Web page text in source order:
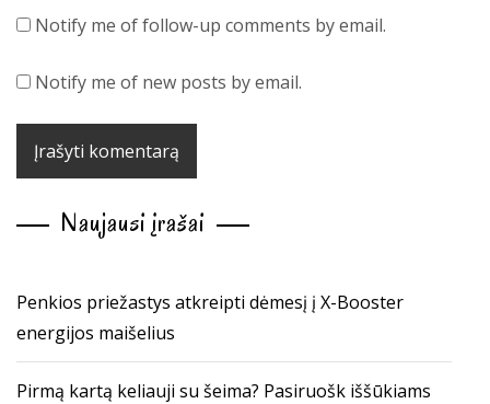
Notify me of follow-up comments by email.
Notify me of new posts by email.
Naujausi įrašai
Penkios priežastys atkreipti dėmesį į X-Booster
energijos maišelius
Pirmą kartą keliauji su šeima? Pasiruošk iššūkiams